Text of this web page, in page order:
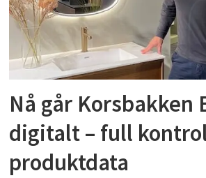
Nå går Korsbakken
digitalt – full
produktdata